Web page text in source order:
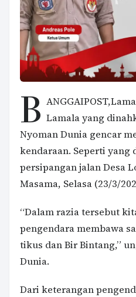
B Lamala yang
Nyoman Dunia gencar
kendaraan. Seperti yang
persipangan jalan Desa
Masama, Selasa (23/3/
“Dalam razia tersebut
pengendara membawa
tikus dan Bir Bintang,”
Dunia.
Dari keterangan